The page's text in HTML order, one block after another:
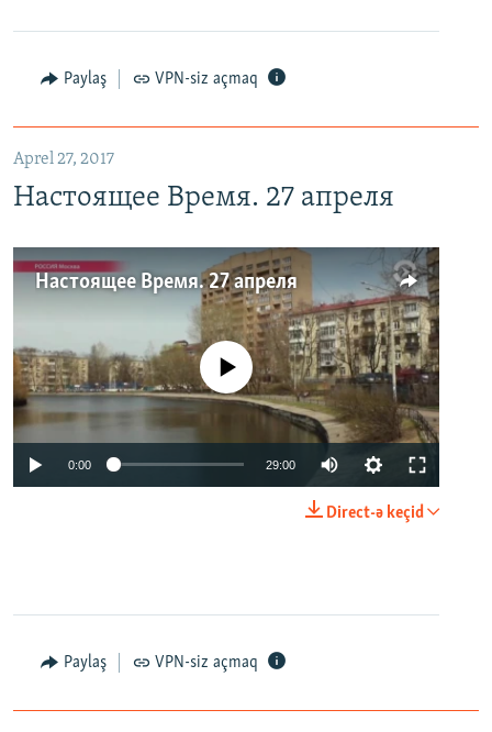
Paylaş VPN-siz açmaq
Aprel 27, 2017
Настоящее Время. 27 апреля
Настоящее Время. 27 апреля
No media source currently available
0:00 29:00
Direct-ə keçid
Paylaş VPN-siz açmaq